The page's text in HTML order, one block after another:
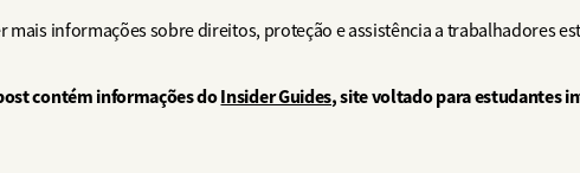
mais informações sobre direitos, proteção e assistência a trabalhadores
contém informações doInsider Guides, site voltado para estudantes